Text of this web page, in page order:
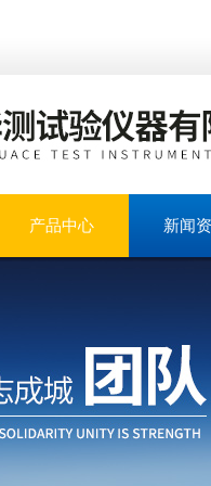
产品中心 新闻